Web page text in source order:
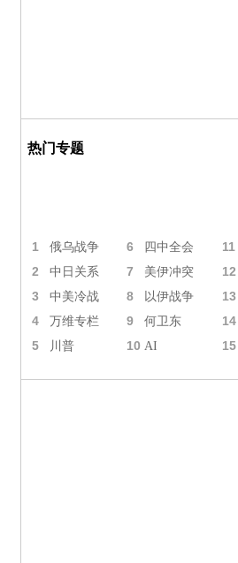
热门专题
1 俄乌战争 6 四中全会 11
2 中日关系 7 美伊冲突 12
3 中美冷战 8 以伊战争 13
4 万维专栏 9 何卫东 14
5 川普 10 AI 15